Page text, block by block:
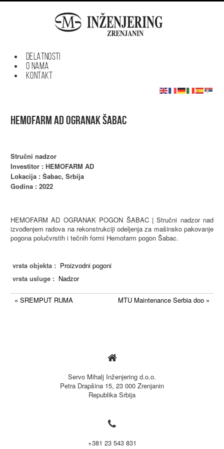
DELATNOSTI
O NAMA
KONTAKT
HEMOFARM AD OGRANAK ŠABAC
Stručni nadzor
Investitor : HEMOFARM AD
Lokacija : Šabac, Srbija
Godina : 2022
HEMOFARM AD OGRANAK POGON ŠABAC | Stručni nadzor nad
izvođenjem radova na rekonstrukciji odeljenja za mašinsko pakovanje
pogona polučvrstih i tečnih formi Hemofarm pogon Šabac.
vrsta objekta : Proizvodni pogoni
vrsta usluge : Nadzor
« SREMPUT RUMA MTU Maintenance Serbia doo »

Servo Mihalj Inženjering d.o.o.
Petra Drapšina 15, 23 000 Zrenjanin
Republika Srbija

+381 23 543 831